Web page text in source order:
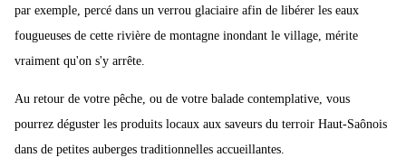
par exemple, percé dans un verrou glaciaire afin de libérer les eaux
fougueuses de cette rivière de montagne inondant le village, mérite
vraiment qu'on s'y arrête.
Au retour de votre pêche, ou de votre balade contemplative, vous
pourrez déguster les produits locaux aux saveurs du terroir Haut-Saônois
dans de petites auberges traditionnelles accueillantes.